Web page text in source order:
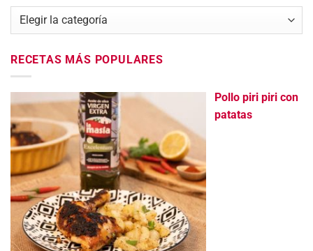
Categorías
RECETAS MÁS POPULARES
Pollo piri piri con
patatas